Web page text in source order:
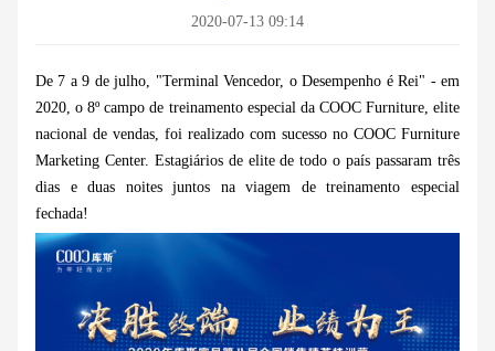
2020-07-13 09:14
De 7 a 9 de julho, "Terminal Vencedor, o Desempenho é Rei" - em
2020, o 8º campo de treinamento especial da COOC Furniture, elite
nacional de vendas, foi realizado com sucesso no COOC Furniture
Marketing Center. Estagiários de elite de todo o país passaram três
dias e duas noites juntos na viagem de treinamento especial
fechada!